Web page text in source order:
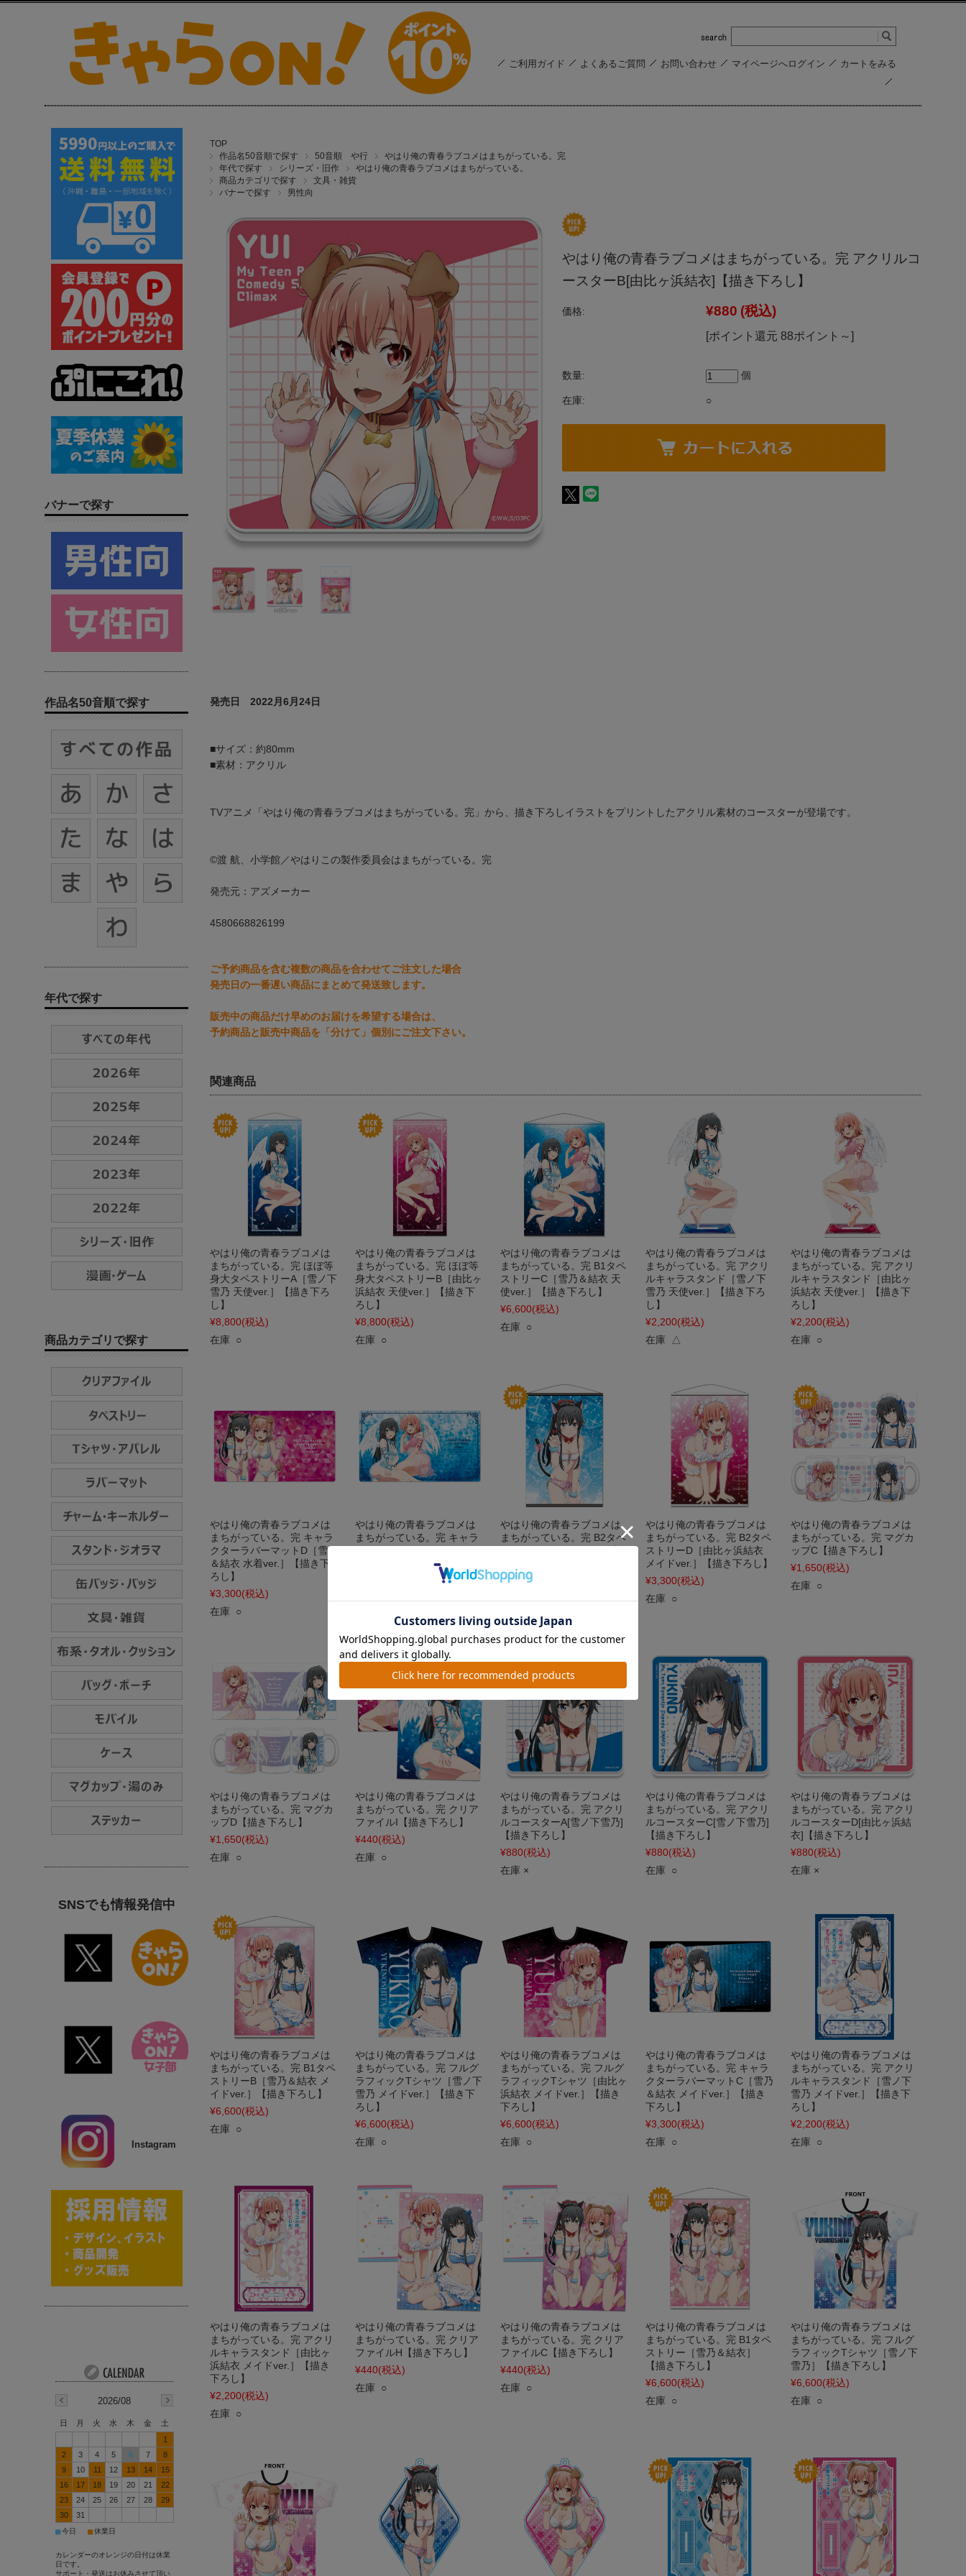
ご利用ガイド よくあるご質問 お問い合わせ マイページへログイン カートをみる
TOP
作品名50音順で探す
50音順 や行
やはり俺の青春ラブコメはまちがっている。完
年代で探す
シリーズ・旧作
やはり俺の青春ラブコメはまちがっている。
商品カテゴリで探す
文具・雑貨
バナーで探す
男性向
やはり俺の青春ラブコメはまちがっている。完 アクリルコ
ースターB[由比ヶ浜結衣]【描き下ろし】
価格: ¥880 (税込)
[ポイント還元 88ポイント～]
数量: 個
在庫: ○
発売日 2022月6月24日
■サイズ：約80mm
■素材：アクリル
TVアニメ「やはり俺の青春ラブコメはまちがっている。完」から、描き下ろしイラストをプリントしたアクリル素材のコースターが登場です。
©渡 航、小学館／やはりこの製作委員会はまちがっている。完
発売元：アズメーカー
4580668826199
ご予約商品を含む複数の商品を合わせてご注文した場合
発売日の一番遅い商品にまとめて発送致します。
販売中の商品だけ早めのお届けを希望する場合は、
予約商品と販売中商品を「分けて」個別にご注文下さい。
関連商品
やはり俺の青春ラブコメは
まちがっている。完 ほぼ等
身大タペストリーA［雪ノ下
雪乃 天使ver.］【描き下ろ
し】
¥8,800(税込)
在庫 ○
やはり俺の青春ラブコメは
まちがっている。完 ほぼ等
身大タペストリーB［由比ヶ
浜結衣 天使ver.］【描き下
ろし】
¥8,800(税込)
在庫 ○
やはり俺の青春ラブコメは
まちがっている。完 B1タペ
ストリーC［雪乃＆結衣 天
使ver.］【描き下ろし】
¥6,600(税込)
在庫 ○
やはり俺の青春ラブコメは
まちがっている。完 アクリ
ルキャラスタンド［雪ノ下
雪乃 天使ver.］【描き下ろ
し】
¥2,200(税込)
在庫 △
やはり俺の青春ラブコメは
まちがっている。完 アクリ
ルキャラスタンド［由比ヶ
浜結衣 天使ver.］【描き下
ろし】
¥2,200(税込)
在庫 ○
やはり俺の青春ラブコメは
まちがっている。完 キャラ
クターラバーマットD［雪乃
＆結衣 水着ver.］【描き下
ろし】
¥3,300(税込)
在庫 ○
やはり俺の青春ラブコメは
まちがっている。完 キャラ
＆結衣 天使ver.］【描き下
やはり俺の青春ラブコメは
まちがっている。完 B2タペ
¥3,300(税込)
在庫 ○
やはり俺の青春ラブコメは
まちがっている。完 B2タペ
ストリーD［由比ヶ浜結衣
メイドver.］【描き下ろし】
¥3,300(税込)
在庫 ○
やはり俺の青春ラブコメは
まちがっている。完 マグカ
ップC【描き下ろし】
¥1,650(税込)
在庫 ○
やはり俺の青春ラブコメは
まちがっている。完 マグカ
ップD【描き下ろし】
¥1,650(税込)
在庫 ○
やはり俺の青春ラブコメは
まちがっている。完 クリア
ファイルI【描き下ろし】
¥440(税込)
在庫 ○
やはり俺の青春ラブコメは
まちがっている。完 アクリ
ルコースターA[雪ノ下雪乃]
【描き下ろし】
¥880(税込)
在庫 ×
やはり俺の青春ラブコメは
まちがっている。完 アクリ
ルコースターC[雪ノ下雪乃]
【描き下ろし】
¥880(税込)
在庫 ○
やはり俺の青春ラブコメは
まちがっている。完 アクリ
ルコースターD[由比ヶ浜結
衣]【描き下ろし】
¥880(税込)
在庫 ×
やはり俺の青春ラブコメは
まちがっている。完 B1タペ
ストリーB［雪乃＆結衣 メ
イドver.］【描き下ろし】
¥6,600(税込)
在庫 ○
やはり俺の青春ラブコメは
まちがっている。完 フルグ
ラフィックTシャツ［雪ノ下
雪乃 メイドver.］【描き下
ろし】
¥6,600(税込)
在庫 ○
やはり俺の青春ラブコメは
まちがっている。完 フルグ
ラフィックTシャツ［由比ヶ
浜結衣 メイドver.］【描き
下ろし】
¥6,600(税込)
在庫 ○
やはり俺の青春ラブコメは
まちがっている。完 キャラ
クターラバーマットC［雪乃
＆結衣 メイドver.］【描き
下ろし】
¥3,300(税込)
在庫 ○
やはり俺の青春ラブコメは
まちがっている。完 アクリ
ルキャラスタンド［雪ノ下
雪乃 メイドver.］【描き下
ろし】
¥2,200(税込)
在庫 ○
やはり俺の青春ラブコメは
まちがっている。完 アクリ
ルキャラスタンド［由比ヶ
浜結衣 メイドver.］【描き
下ろし】
¥2,200(税込)
在庫 ○
やはり俺の青春ラブコメは
まちがっている。完 クリア
ファイルH【描き下ろし】
¥440(税込)
在庫 ○
やはり俺の青春ラブコメは
まちがっている。完 クリア
ファイルC【描き下ろし】
¥440(税込)
在庫 ○
やはり俺の青春ラブコメは
まちがっている。完 B1タペ
ストリー［雪乃＆結衣］
【描き下ろし】
¥6,600(税込)
在庫 ○
やはり俺の青春ラブコメは
まちがっている。完 フルグ
ラフィックTシャツ［雪ノ下
雪乃］【描き下ろし】
¥6,600(税込)
在庫 ○
バナーで探す
作品名50音順で探す
年代で探す
商品カテゴリで探す
SNSでも情報発信中
Instagram
2026/08
日 月 火 水 木 金
土
1
2
3 4 5 6 7
8
9
10 11 12 13 14
15
16
17 18 19 20 21
22
23
24 25 26 27 28
29
30
31
■今日 ■休業日
カレンダーのオレンジの日付は休業
日です。
サポート・発送はお休みさせて頂い